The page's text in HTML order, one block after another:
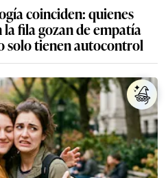
coinciden: quienes
fila gozan de empatía
solo tienen autocontrol